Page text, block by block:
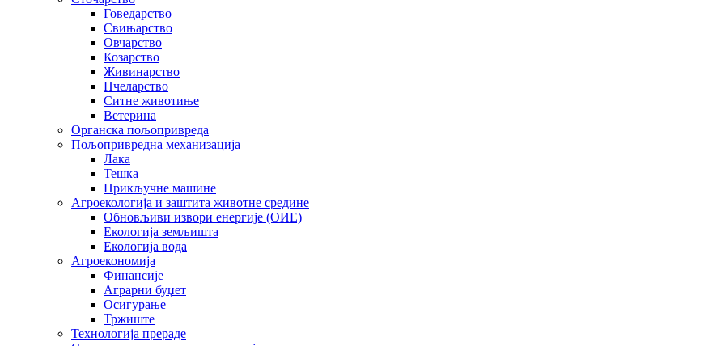
Говедарство
Свињарство
Овчарство
Козарство
Живинарство
Пчеларство
Ситне животиње
Ветерина
Органска пољопривреда
Пољопривредна механизација
Лака
Тешка
Прикључне машине
Агроекологија и заштита животне средине
Обновљиви извори енергије (ОИЕ)
Екологија земљишта
Екологија вода
Агроекономија
Финансије
Аграрни буџет
Осигурање
Тржиште
Технологија прераде